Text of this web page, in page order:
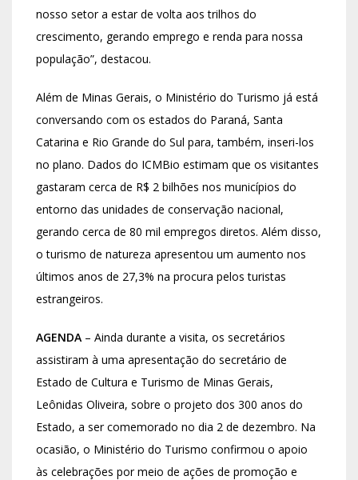
nosso setor a estar de volta aos trilhos do
crescimento, gerando emprego e renda para nossa
população”, destacou.
Além de Minas Gerais, o Ministério do Turismo já está
conversando com os estados do Paraná, Santa
Catarina e Rio Grande do Sul para, também, inseri-los
no plano. Dados do ICMBio estimam que os visitantes
gastaram cerca de R$ 2 bilhões nos municípios do
entorno das unidades de conservação nacional,
gerando cerca de 80 mil empregos diretos. Além disso,
o turismo de natureza apresentou um aumento nos
últimos anos de 27,3% na procura pelos turistas
estrangeiros.
AGENDA – Ainda durante a visita, os secretários
assistiram à uma apresentação do secretário de
Estado de Cultura e Turismo de Minas Gerais,
Leônidas Oliveira, sobre o projeto dos 300 anos do
Estado, a ser comemorado no dia 2 de dezembro. Na
ocasião, o Ministério do Turismo confirmou o apoio
às celebrações por meio de ações de promoção e